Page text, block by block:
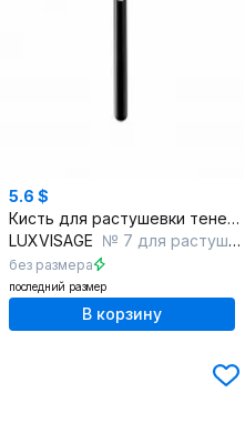
5.6 $
Кисть для растушевки теней из натурального ворса
LUXVISAGE № 7 для растушевки теней из натурального ворса
без размера
последний размер
В корзину